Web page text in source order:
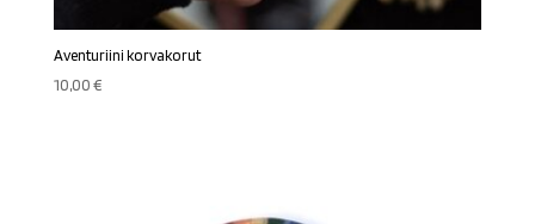
Aventuriini korvakorut
10,00€